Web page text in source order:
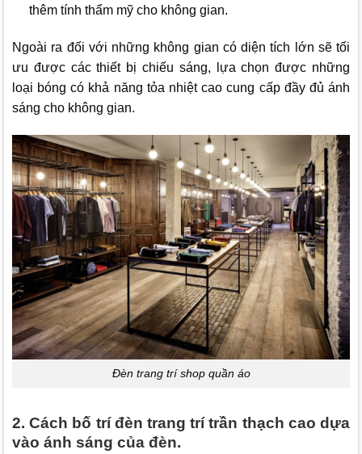
thêm tính thẩm mỹ cho không gian.
Ngoài ra đối với những không gian có diện tích lớn sẽ tối
ưu được các thiết bị chiếu sáng, lựa chọn được những
loại bóng có khả năng tỏa nhiệt cao cung cấp đầy đủ ánh
sáng cho không gian.
Đèn trang trí shop quần áo
2. Cách bố trí đèn trang trí trần thạch cao dựa
vào ánh sáng của đèn.